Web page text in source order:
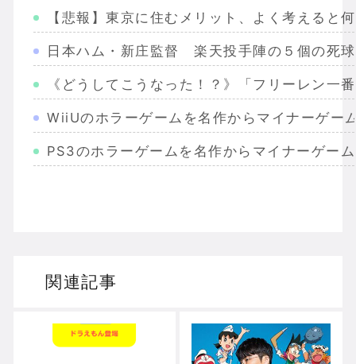
【悲報】東京に住むメリット、よく考えると
日本ハム・新庄監督 楽天投手陣の５個の死
《どうしてこうなった！？》「フリーレン
WiiUのホラーゲームを名作からマイナーゲー
PS3のホラーゲームを名作からマイナーゲー
ドラゴンクエスト３の思い出
関連記事